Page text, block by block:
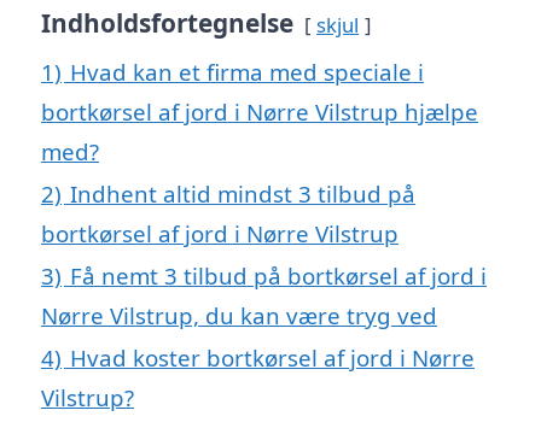
Indholdsfortegnelse skjul
1) Hvad kan et firma med speciale i
bortkørsel af jord i Nørre Vilstrup hjælpe
med?
2) Indhent altid mindst 3 tilbud på
bortkørsel af jord i Nørre Vilstrup
3) Få nemt 3 tilbud på bortkørsel af jord i
Nørre Vilstrup, du kan være tryg ved
4) Hvad koster bortkørsel af jord i Nørre
Vilstrup?